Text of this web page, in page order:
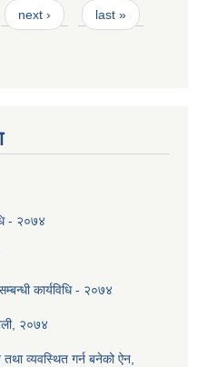
next › last »
- २०७४
कार्यविधि - २०७४
२०७४
तथा व्यवस्थित गर्न बनेको ऐन,